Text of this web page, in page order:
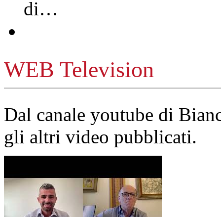
di…
WEB Television
Dal canale youtube di
gli altri video pubblicati.